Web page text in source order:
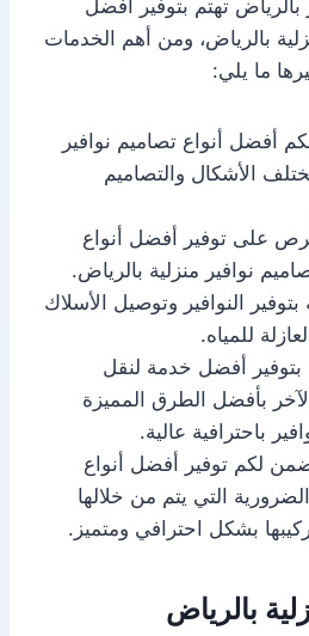
تهتم بتوفير أفضل
بالرياض، ومن أهم الخدمات
ما يلي:
أفضل أنواع تصاميم نوافير
الأشكال والتصاميم
على توفير أفضل أنواع
نوافير منزلية بالرياض.
النوافير وتوصيل الأسلاك
للمياه.
بتوفير أفضل خدمة لنقل
لآخر بأفضل الطرق المميزة
باحترافية عالية.
لكم توفير أفضل أنواع
التي يتم من خلالها
بشكل احترافي ومتميز.
بالرياض